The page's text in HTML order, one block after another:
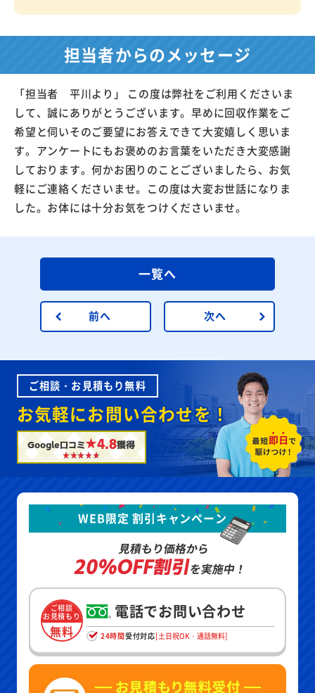
担当者からのメッセージ
「担当者 平川より」 この度は弊社をご利用くださいま
して、誠にありがとうございます。早めに回収作業をご
希望と伺いそのご要望にお答えできて大変嬉しく思いま
す。アンケートにもお褒めのお言葉をいただき大変感謝
しております。何かお困りのことございましたら、お気
軽にご連絡くださいませ。この度は大変お世話になりま
した。お体には十分お気をつけくださいませ。
前へ
一覧へ
次へ
ご相談・お見積もり無料
お気軽にお問い合わせを！
Google口コミ★4.8獲得
WEB限定 割引キャンペーン
見積もり価格から
20%OFF割引を実施中！
ご相談
お見積もり
無料
電話でお問い合わせ
24時間受付対応[土日祝OK・通話無料]